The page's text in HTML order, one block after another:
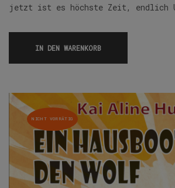
jetzt ist es höchste Zeit, endlich
IN DEN WARENKORB
NICHT VORRÄTIG